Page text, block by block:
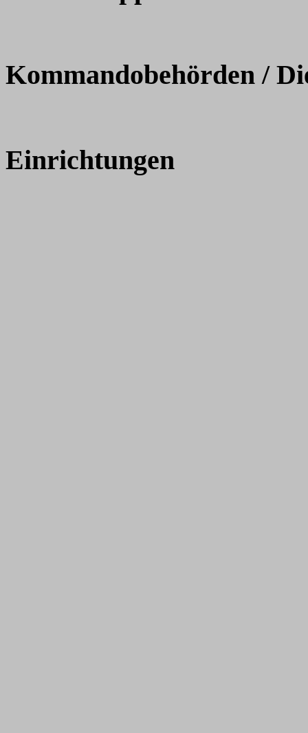
Kommandobehörden /
Einrichtungen